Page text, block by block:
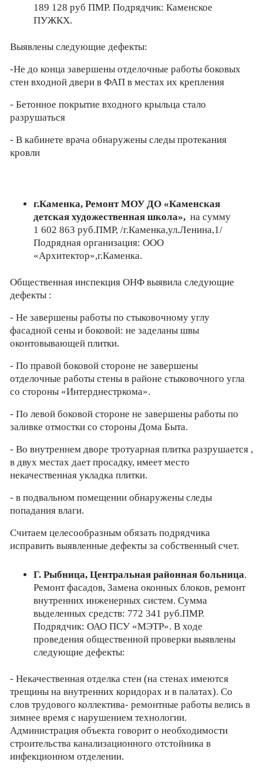
189 128 руб ПМР. Подрядчик: Каменское
ПУЖКХ.
Выявлены следующие дефекты:
-Не до конца завершены отделочные работы боковых
стен входной двери в ФАП в местах их крепления
- Бетонное покрытие входного крыльца стало
разрушаться
- В кабинете врача обнаружены следы протекания
кровли
г.Каменка, Ремонт МОУ ДО «Каменская
детская художественная школа», на сумму
1 602 863 руб.ПМР, /г.Каменка,ул.Ленина,1/
Подрядная организация: ООО
«Архитектор»,г.Каменка.
Общественная инспекция ОНФ выявила следующие
дефекты :
- Не завершены работы по стыковочному углу
фасадной сены и боковой: не заделаны швы
оконтовывающей плитки.
- По правой боковой стороне не завершены
отделочные работы стены в районе стыковочного угла
со стороны «Интерднестркома».
- По левой боковой стороне не завершены работы по
заливке отмостки со стороны Дома Быта.
- Во внутреннем дворе тротуарная плитка разрушается ,
в двух местах дает просадку, имеет место
некачественная укладка плитки.
- в подвальном помещении обнаружены следы
попадания влаги.
Считаем целесообразным обязать подрядчика
исправить выявленные дефекты за собственный счет.
Г. Рыбница, Центральная районная больница.
Ремонт фасадов, Замена оконных блоков, ремонт
внутренних инженерных систем. Сумма
выделенных средств: 772 341 руб.ПМР.
Подрядчик: ОАО ПСУ «МЭТР». В ходе
проведения общественной проверки выявлены
следующие дефекты:
- Некачественная отделка стен (на стенах имеются
трещины на внутренних коридорах и в палатах). Со
слов трудового коллектива- ремонтные работы велись в
зимнее время с нарушением технологии.
Администрация объекта говорит о необходимости
строительства канализационного отстойника в
инфекционном отделении.